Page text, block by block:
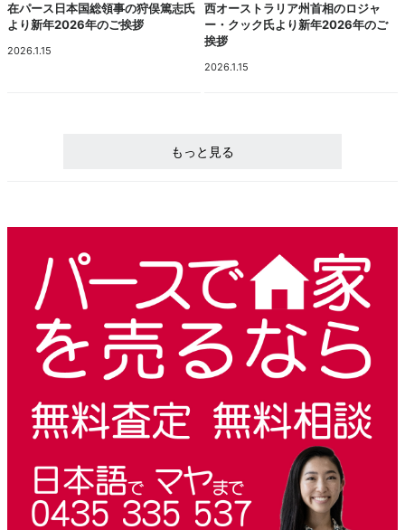
在パース日本国総領事の狩俣篤志氏
より新年2026年のご挨拶
2026.1.15
西オーストラリア州首相のロジャ
ー・クック氏より新年2026年のご
挨拶
2026.1.15
もっと見る